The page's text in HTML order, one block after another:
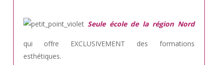
Seule école de la région Nord
qui offre EXCLUSIVEMENT des formations
esthétiques.